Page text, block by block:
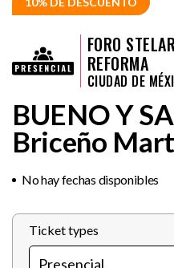
FORO
REFORMA
CIUDAD DE
BUENO Y
Briceño
No hay fechas disponibles
Ticket types